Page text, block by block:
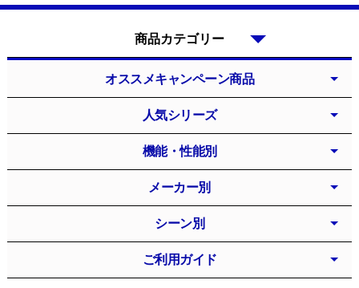
オススメキャンペーン商品
人気シリーズ
機能・性能別
メーカー別
シーン別
ご利用ガイド
商品カテゴリー